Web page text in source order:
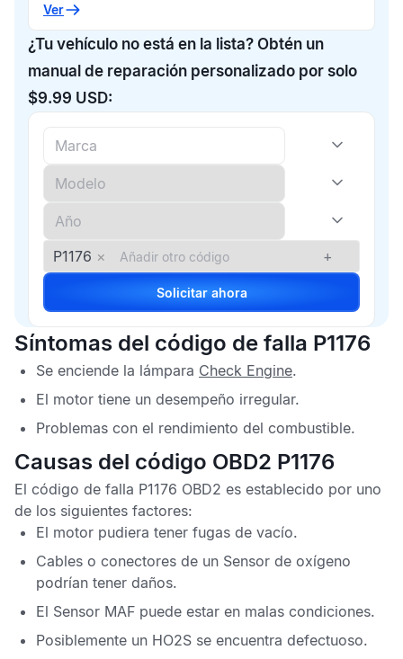
Ver
¿Tu vehículo no está en la lista? Obtén un
manual de reparación personalizado por solo
$9.99 USD:
P1176 × +
Solicitar ahora
Síntomas del código de falla P1176
Se enciende la lámpara Check Engine.
El motor tiene un desempeño irregular.
Problemas con el rendimiento del combustible.
Causas del código OBD2 P1176
El código de falla P1176 OBD2 es establecido por uno
de los siguientes factores:
El motor pudiera tener fugas de vacío.
Cables o conectores de un Sensor de oxígeno
podrían tener daños.
El Sensor MAF puede estar en malas condiciones.
Posiblemente un HO2S se encuentra defectuoso.